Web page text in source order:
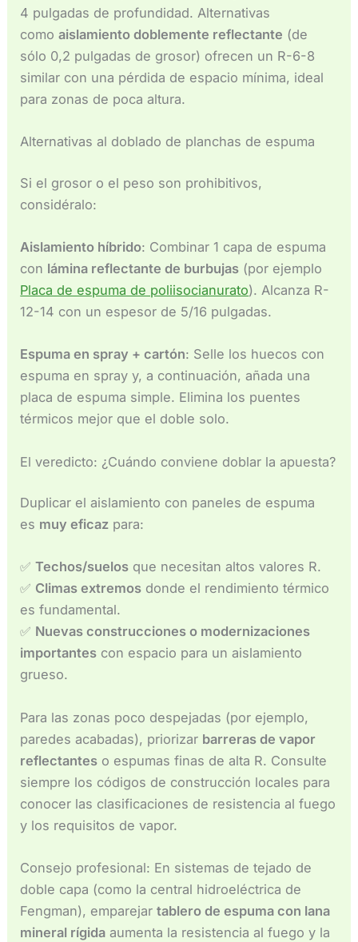
4 pulgadas de profundidad. Alternativas
comoaislamiento doblemente reflectante (de
sólo 0,2 pulgadas de grosor) ofrecen un R-6-8
similar con una pérdida de espacio mínima, ideal
para zonas de poca altura.
Alternativas al doblado de planchas de espuma
Si el grosor o el peso son prohibitivos,
considéralo:
Aislamiento híbrido: Combinar 1 capa de espuma
con lámina reflectante de burbujas (por ejemplo
Placa de espuma de poliisocianurato). Alcanza R-
12-14 con un espesor de 5/16 pulgadas.
Espuma en spray + cartón: Selle los huecos con
espuma en spray y, a continuación, añada una
placa de espuma simple. Elimina los puentes
térmicos mejor que el doble solo.
El veredicto: ¿Cuándo conviene doblar la apuesta?
Duplicar el aislamiento con paneles de espuma
es muy eficaz para:
✅Techos/suelos que necesitan altos valores R.
✅ Climas extremos donde el rendimiento térmico
es fundamental.
✅ Nuevas construcciones o modernizaciones
importantes con espacio para un aislamiento
grueso.
Para las zonas poco despejadas (por ejemplo,
paredes acabadas), priorizar barreras de vapor
reflectantes o espumas finas de alta R. Consulte
siempre los códigos de construcción locales para
conocer las clasificaciones de resistencia al fuego
y los requisitos de vapor.
Consejo profesional: En sistemas de tejado de
doble capa (como la central hidroeléctrica de
Fengman), emparejartablero de espuma con lana
mineral rígida aumenta la resistencia al fuego y la